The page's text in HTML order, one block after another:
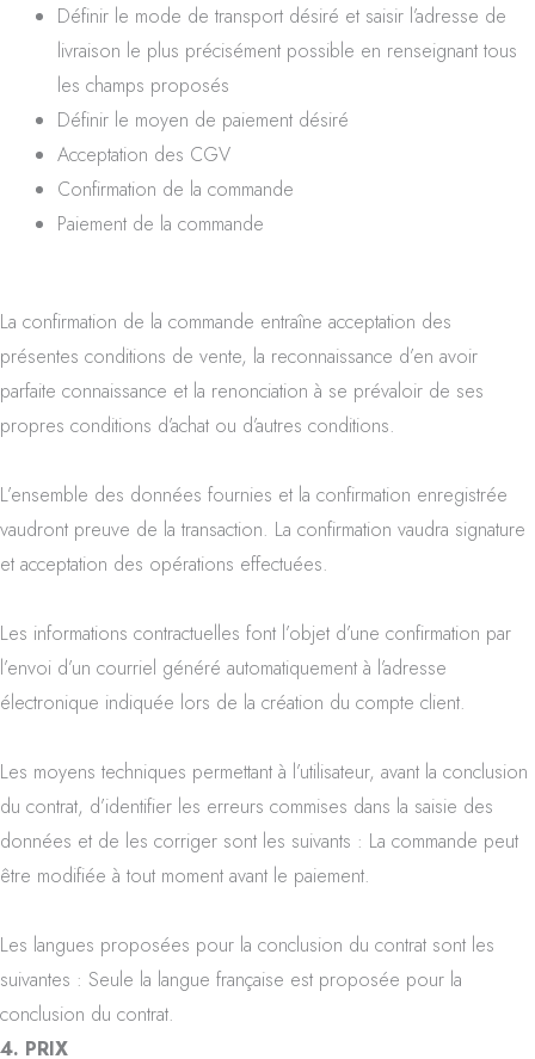
Définir le mode de transport désiré et saisir l’adresse de
livraison le plus précisément possible en renseignant tous
les champs proposés
Définir le moyen de paiement désiré
Acceptation des CGV
Confirmation de la commande
Paiement de la commande
La confirmation de la commande entraîne acceptation des
présentes conditions de vente, la reconnaissance d’en avoir
parfaite connaissance et la renonciation à se prévaloir de ses
propres conditions d’achat ou d’autres conditions.
L’ensemble des données fournies et la confirmation enregistrée
vaudront preuve de la transaction. La confirmation vaudra signature
et acceptation des opérations effectuées.
Les informations contractuelles font l’objet d’une confirmation par
l’envoi d’un courriel généré automatiquement à l’adresse
électronique indiquée lors de la création du compte client.
Les moyens techniques permettant à l’utilisateur, avant la conclusion
du contrat, d’identifier les erreurs commises dans la saisie des
données et de les corriger sont les suivants : La commande peut
être modifiée à tout moment avant le paiement.
Les langues proposées pour la conclusion du contrat sont les
suivantes : Seule la langue française est proposée pour la
conclusion du contrat.
4. PRIX